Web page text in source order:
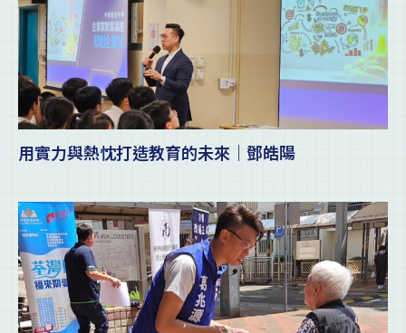
用實力與熱忱打造教育的未來｜鄧皓陽